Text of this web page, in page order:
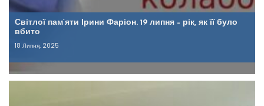
Світлої пам’яти Ірини Фаріон. 19 липня – рік, як її було
вбито
18 Липня, 2025